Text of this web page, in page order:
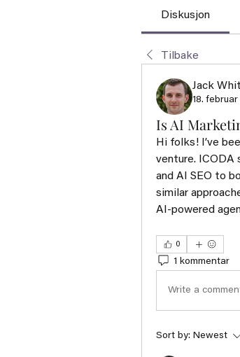
Diskusjon
Tilbake
Jack
18. februar
Is AI
Hi folks! I’ve
venture. ICODA
and AI SEO to
similar
AI-powered
0
1 kommentar
Write a
Sort by: Newest